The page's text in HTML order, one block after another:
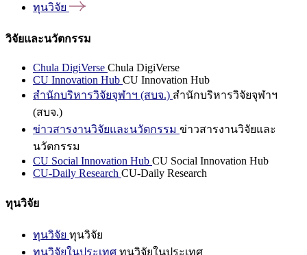
ทุนวิจัย
วิจัยและนวัตกรรม
Chula DigiVerse Chula DigiVerse
CU Innovation Hub CU Innovation Hub
สำนักบริหารวิจัยจุฬาฯ (สบจ.) สำนักบริหารวิจัยจุฬาฯ
(สบจ.)
ข่าวสารงานวิจัยและนวัตกรรม ข่าวสารงานวิจัยและ
นวัตกรรม
CU Social Innovation Hub CU Social Innovation Hub
CU-Daily Research CU-Daily Research
ทุนวิจัย
ทุนวิจัย ทุนวิจัย
ทุนวิจัยในประเทศ ทุนวิจัยในประเทศ